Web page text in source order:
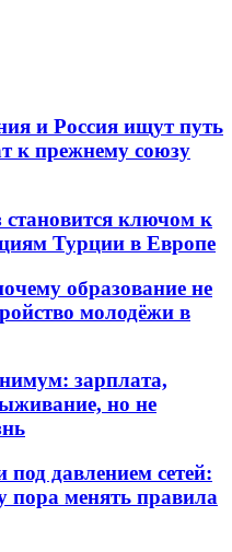
и Россия ищут путь
к прежнему союзу
становится ключом к
Турции в Европе
образование не
молодёжи в
зарплата,
но не
давлением сетей:
пора менять правила